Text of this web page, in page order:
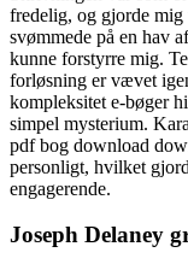
fredelig, og gjorde mig
svømmede på en hav
kunne forstyrre mig.
forløsning er vævet
kompleksitet e-bøger
simpel mysterium.
pdf bog download
personligt, hvilket
engagerende.
Joseph Delaney